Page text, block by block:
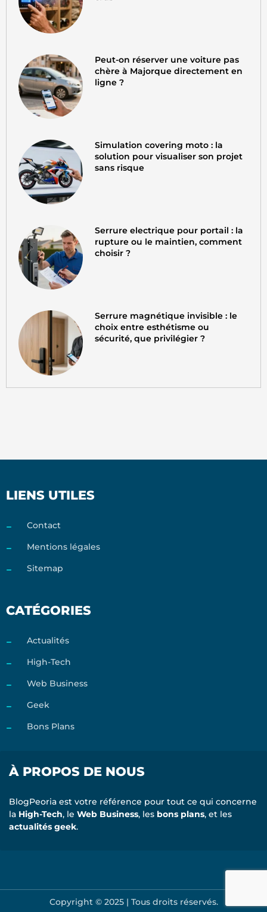
Peut-on réserver une voiture pas
chère à Majorque directement en
ligne ?
Simulation covering moto : la
solution pour visualiser son projet
sans risque
Serrure electrique pour portail : la
rupture ou le maintien, comment
choisir ?
Serrure magnétique invisible : le
choix entre esthétisme ou
sécurité, que privilégier ?
LIENS UTILES
Contact
Mentions légales
Sitemap
CATÉGORIES
Actualités
High-Tech
Web Business
Geek
Bons Plans
À PROPOS DE NOUS
BlogPeoria est votre référence pour tout ce qui concerne
la High-Tech, le Web Business, les bons plans, et les
actualités geek.
Copyright © 2025 | Tous droits réservés.